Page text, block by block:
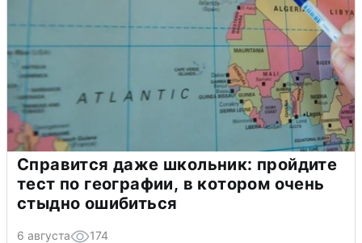
Справится даже школьник: пройдите
тест по географии, в котором очень
стыдно ошибиться
6 августа 174